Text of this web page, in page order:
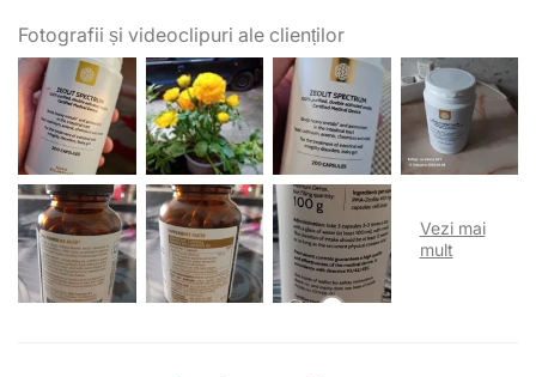
Fotografii și videoclipuri ale clienților